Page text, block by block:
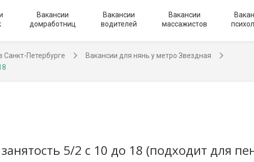
Вакансии
домработниц
Вакансии
водителей
Вакансии
массажистов
Санкт-Петербурге
Вакансии для нянь у метро Звездная
5/2 с 10 до 18 (подходит для